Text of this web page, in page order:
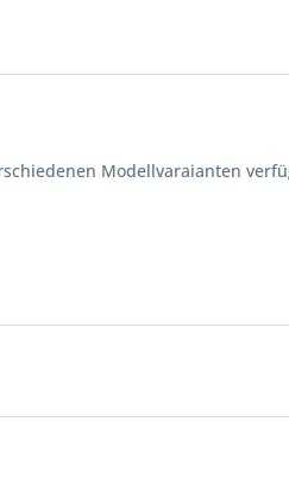
Modellvaraianten